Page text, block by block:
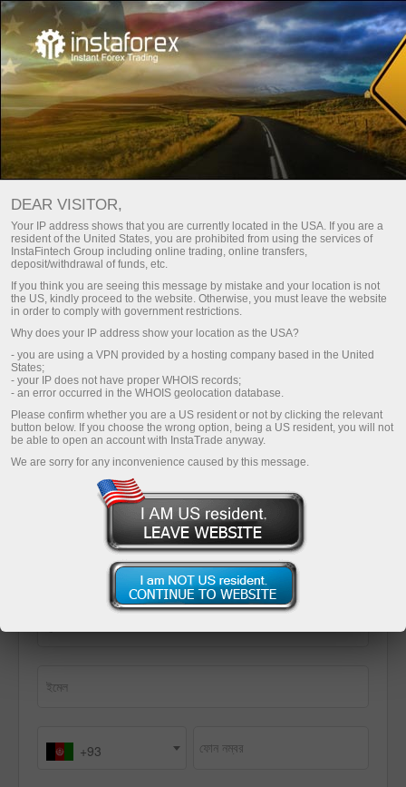
তাৎক্ষণিক অ্যাকাউন্ট খুলুন
ট্রেডিং অ্যাকাউন্ট খুলুন
ডেমো অ্যাকাউন্ট খুলুন
একটি ইন্স্টাট্রেড ট্রেডিং একাউন্ট খুলুন
নিবন্ধন প্রক্রিয়াটি দীর্ঘ নয়। এটি একজন নিষ্ঠাশীল শুরুকে আর্থিক বাজারে সফলভাবে ট্রেডিং
শুরু করার জন্য বিভিন্ন সুযোগ প্রদান করবে।
আমি চুক্তির শর্ত মেনে নেওয়ার সাথে সাথে নিশ্চিত করি যে আমি ১৮ বছরের বয়সী
ইমেল
+93 ফোন নম্বর
DEAR VISITOR,
Your IP address shows that you are currently located in the USA. If you are a
resident of the United States, you are prohibited from using the services of
InstaFintech Group including online trading, online transfers,
deposit/withdrawal of funds, etc.
If you think you are seeing this message by mistake and your location is not
the US, kindly proceed to the website. Otherwise, you must leave the website
in order to comply with government restrictions.
Why does your IP address show your location as the USA?
- you are using a VPN provided by a hosting company based in the United
States;
- your IP does not have proper WHOIS records;
- an error occurred in the WHOIS geolocation database.
Please confirm whether you are a US resident or not by clicking the relevant
button below. If you choose the wrong option, being a US resident, you will not
be able to open an account with InstaTrade anyway.
We are sorry for any inconvenience caused by this message.